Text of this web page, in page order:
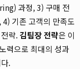
과정, 3) 구매 전
기존 고객의 만족도
략.김팀장 전략은 이
력으로 최대의 성과
.